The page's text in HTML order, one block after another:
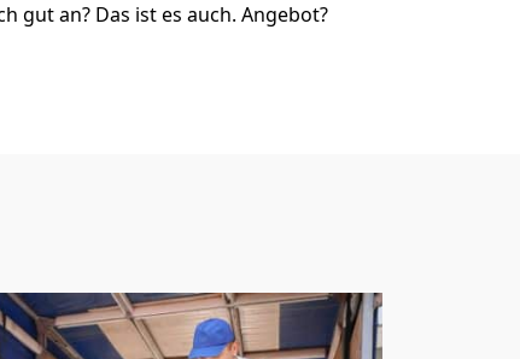
gut an? Das ist es auch. Angebot?